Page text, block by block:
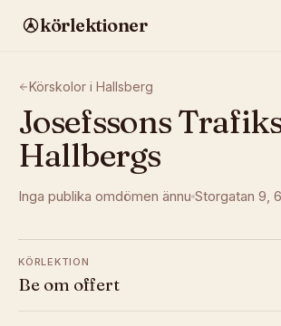
körlektioner
Körskolor i Hallsberg
Josefssons
Hallbergs
Inga publika omdömen ännu Storgatan 9,
KÖRLEKTION
Be om offert